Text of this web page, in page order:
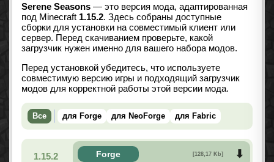
Serene Seasons — это версия мода, адаптированная
под Minecraft 1.15.2. Здесь собраны доступные
сборки для установки на совместимый клиент или
сервер. Перед скачиванием проверьте, какой
загрузчик нужен именно для вашего набора модов.
Перед установкой убедитесь, что используете
совместимую версию игры и подходящий загрузчик
модов для корректной работы этой версии мода.
Все для Forge для NeoForge для Fabric
1.15.2 Forge [128,17 Kb]